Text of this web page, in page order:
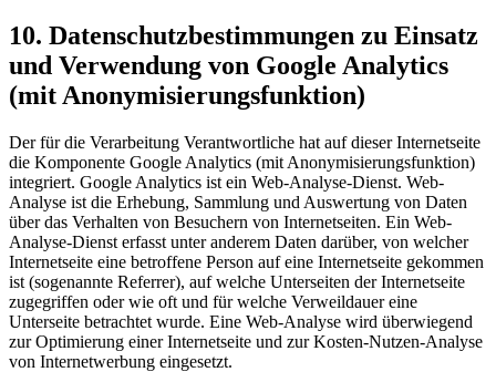
10. Datenschutzbestimmungen zu Einsatz
und Verwendung von Google Analytics
(mit Anonymisierungsfunktion)
Der für die Verarbeitung Verantwortliche hat auf dieser Internetseite
die Komponente Google Analytics (mit Anonymisierungsfunktion)
integriert. Google Analytics ist ein Web-Analyse-Dienst. Web-
Analyse ist die Erhebung, Sammlung und Auswertung von Daten
über das Verhalten von Besuchern von Internetseiten. Ein Web-
Analyse-Dienst erfasst unter anderem Daten darüber, von welcher
Internetseite eine betroffene Person auf eine Internetseite gekommen
ist (sogenannte Referrer), auf welche Unterseiten der Internetseite
zugegriffen oder wie oft und für welche Verweildauer eine
Unterseite betrachtet wurde. Eine Web-Analyse wird überwiegend
zur Optimierung einer Internetseite und zur Kosten-Nutzen-Analyse
von Internetwerbung eingesetzt.